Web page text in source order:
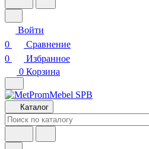
Войти
0
Сравнение
0
Избранное
0 Корзина
Каталог